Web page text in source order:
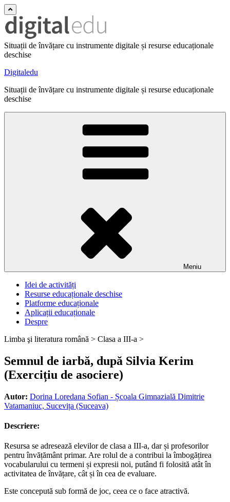
Situații de învățare cu instrumente digitale și resurse educaționale
deschise
Digitaledu
Situații de învățare cu instrumente digitale și resurse educaționale
deschise
Meniu
Idei de activități
Resurse educaționale deschise
Platforme educaționale
Aplicații educaționale
Despre
Limba şi literatura română > Clasa a III-a >
Semnul de iarbă, după Silvia Kerim
(Exercițiu de asociere)
Autor: Dorina Loredana Sofian - Școala Gimnazială Dimitrie
Vatamaniuc, Sucevița (Suceava)
Descriere:
Resursa se adresează elevilor de clasa a III-a, dar și profesorilor
pentru învățământ primar. Are rolul de a contribui la îmbogățirea
vocabularului cu termeni și expresii noi, putând fi folosită atât în
activitatea de învățare, cât și în cea de evaluare.
Este concepută sub formă de joc, ceea ce o face atractivă.